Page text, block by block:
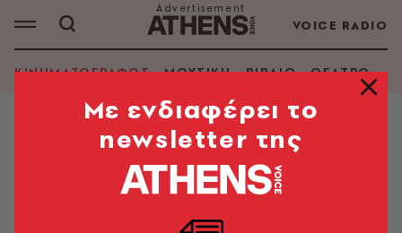
VOICE RADIO
ΚΙΝΗΜΑΤΟΓΡΑΦΟΣ ΜΟΥΣΙΚΗ ΒΙΒΛΙΟ ΘΕΑΤΡΟ -
ΚΙΝΗΜΑΤΟΓΡΑΦΟΣ
Ημέρα Αποκάλυψης: Στίβεν
Σπίλμπεργκ, ο σκηνοθέτης των
Mε ενδιαφέρει το
newsletter της